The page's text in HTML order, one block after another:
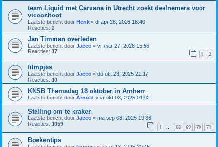
team Liquid met Caruana in Utrecht zoekt deelnemers voor
videoshoot
Laatste bericht door Henk « di apr 28, 2026 18:40
Reacties: 2
Jan Timman overleden
Laatste bericht door Jacco « vr mar 27, 2026 15:56
Reacties: 17 1 2
filmpjes
Laatste bericht door Jacco « do okt 23, 2025 21:17
Reacties: 10
KNSB Themadag 18 oktober in Arnhem
Laatste bericht door Arnold « vr okt 03, 2025 01:02
Stelling om te kraken
Laatste bericht door Jacco « ma sep 08, 2025 19:36
Reacties: 1059 1 … 68 69 70 71
Boekentips